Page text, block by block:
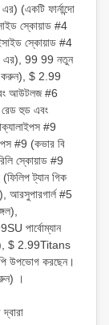
(একটি ফার্নান্দো
স্কোয়াড #4
স্কোয়াড #4
এর), 99 99 নতুন
করুন), $ 2.99
আউটলজ #6
রেড হুড এবং
#9
#9 (কভার বি
স্কোয়াড #9
ট্যান গিক
আরসুপারগার্ল #5
পার্বোম্যান
$ 2.99Titans
উপভোগ করছেন।
।